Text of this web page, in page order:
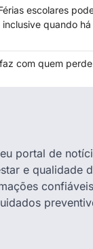
escolares
quando
com quem
portal de
e qualidade